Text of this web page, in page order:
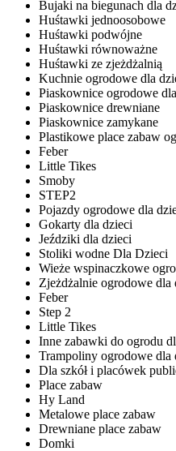
Bujaki na biegunach dla
Huśtawki jednoosobowe
Huśtawki podwójne
Huśtawki równoważne
Huśtawki ze zjeżdżalnią
Kuchnie ogrodowe dla
Piaskownice ogrodowe
Piaskownice drewniane
Piaskownice zamykane
Plastikowe place zabaw
Feber
Little Tikes
Smoby
STEP2
Pojazdy ogrodowe dla
Gokarty dla dzieci
Jeździki dla dzieci
Stoliki wodne Dla Dzieci
Wieże wspinaczkowe
Zjeżdżalnie ogrodowe dla
Feber
Step 2
Little Tikes
Inne zabawki do ogrodu
Trampoliny ogrodowe dla
Dla szkół i placówek
Place zabaw
Hy Land
Metalowe place zabaw
Drewniane place zabaw
Domki